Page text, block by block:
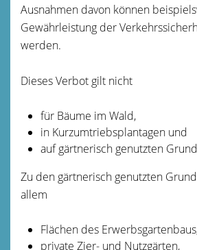
Ausnahmen davon können
Gewährleistung der
werden.
Dieses Verbot gilt nicht
für Bäume im Wald,
in Kurzumtriebsplantagen und
auf gärtnerisch genutzten
Zu den gärtnerisch genutzten
allem
Flächen des
private Zier- und Nutzgärten,